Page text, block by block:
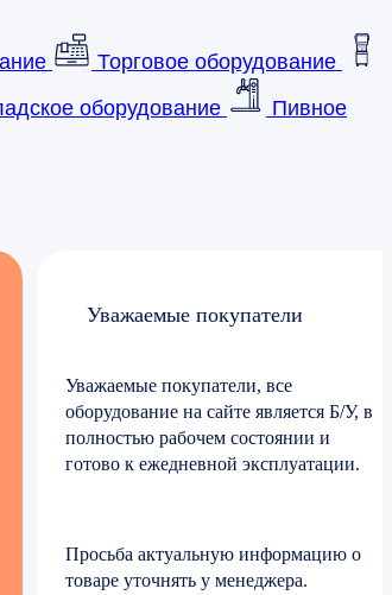
Торговое оборудование
оборудование
Пивное
Уважаемые покупатели
Уважаемые покупатели, все
оборудование на сайте является Б/У, в
полностью рабочем состоянии и
готово к ежедневной эксплуатации.
Просьба актуальную информацию о
товаре уточнять у менеджера.